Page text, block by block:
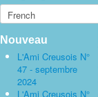
Nouveau
L'Ami Creusois N°
47 - septembre
2024
L'Ami Creusois N°